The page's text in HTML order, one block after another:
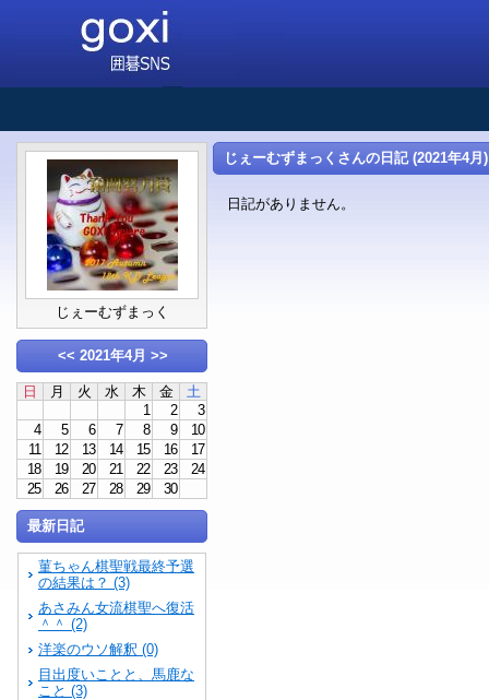
じぇーむずまっく
<< 2021年4月 >>
日 月 火 水 木 金
土
1
2
3
4
5 6 7 8 9
10
11
12 13 14 15 16
17
18
19 20 21 22 23
24
25
26 27 28 29 30
最新日記
菫ちゃん棋聖戦最終予選
の結果は？ (3)
あさみん女流棋聖へ復活
＾＾ (2)
洋楽のウソ解釈 (0)
目出度いことと、馬鹿な
こと (3)
じぇーむずまっくさんの日記 (2021年4月)
日記がありません。